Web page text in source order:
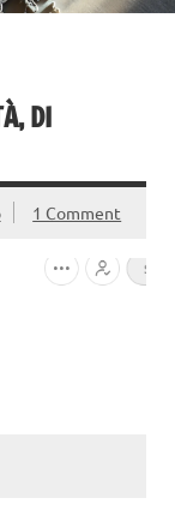
DI
1 Comment